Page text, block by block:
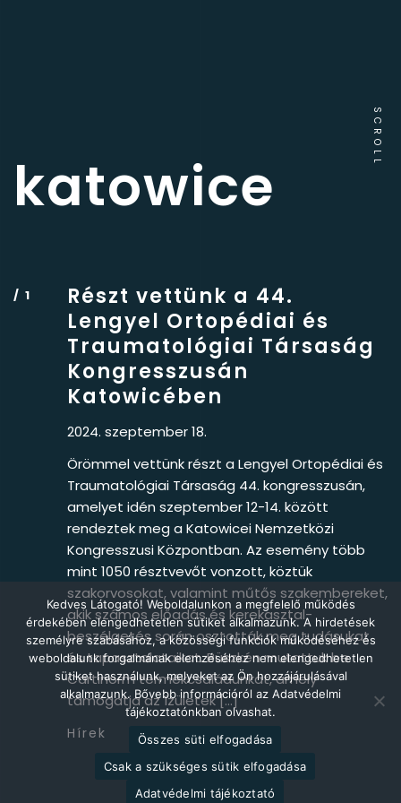
katowice
SCROLL
Részt vettünk a 44.
Lengyel Ortopédiai és
Traumatológiai Társaság
Kongresszusán
Katowicében
2024. szeptember 18.
Örömmel vettünk részt a Lengyel Ortopédiai és
Traumatológiai Társaság 44. kongresszusán,
amelyet idén szeptember 12-14. között
rendeztek meg a Katowicei Nemzetközi
Kongresszusi Központban. Az esemény több
mint 1050 résztvevőt vonzott, köztük
szakorvosokat, valamint műtős szakembereket,
akik számos előadás és kerekasztal-
beszélgetés során osztották meg tudásukat
és tapasztalataikat. Büszkén mutattuk be
Cartinorm termékcsaládunkat, amely
támogatja az ízületek […]
Hírek
Kedves Látogató! Weboldalunkon a megfelelő működés
érdekében elengedhetetlen sütiket alkalmazunk. A hirdetések
személyre szabásához, a közösségi funkciók működéséhez és
weboldalunk forgalmának elemzéséhez nem elengedhetetlen
sütiket használunk, melyeket az Ön hozzájárulásával
alkalmazunk. Bővebb információról az Adatvédelmi
tájékoztatónkban olvashat.
Összes süti elfogadása
Csak a szükséges sütik elfogadása
Adatvédelmi tájékoztató